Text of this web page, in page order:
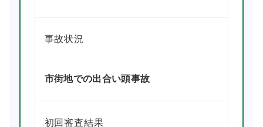
事故状況
市街地での出合い頭事故
初回審査結果